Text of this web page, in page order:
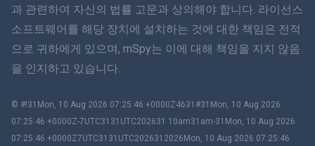
עברית
로마나
한국어
과 관련하여 자신의 법률 고문과 상의해야 합니다. 라이선스
소프트웨어를 해당 장치에 설치하는 것에 대한 책임은 전적
으로 귀하에게 있으며, mSpy는 이에 대해 책임을 지지 않음
을 인지하고 있습니다.
© #!31Mon, 10 Aug 2026 07:25:46 +0000Z4631#31Mon, 10 Aug 2026
07:25:46 +0000Z-7UTC3131UTC202631 10am31am-31Mon, 10 Aug 2026
07:25:46 +0000Z7UTC3131UTC2026312026Mon, 10 Aug 2026 07:25:46